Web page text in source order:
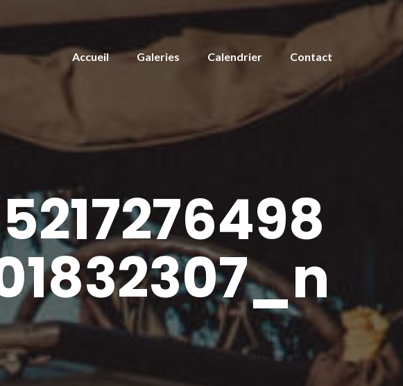
Accueil Galeries Calendrier Contact